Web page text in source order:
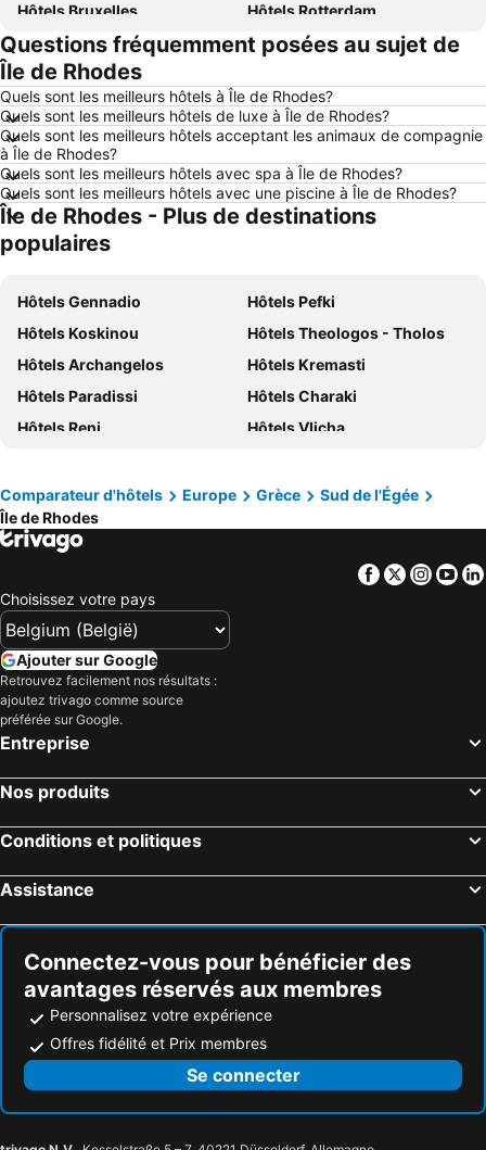
Hôtels Bruxelles
Hôtels Rotterdam
Hôtels Maastricht
Hôtels Durbuy
Hôtels Hasselt
Hôtels Boulogne-sur-Mer
Hôtels Le Coq
Hôtels Le Touquet-Paris-Plage
Hôtels Dunkerque
Hôtels Málaga
Hôtels France
Hôtels Luxembourg
Hôtels Ténérife
Hôtels Majorque
Hôtels Ibiza
Hôtels Pays-Bas
Hôtels Grèce
Hôtels Île de Rhodes
Hôtels Crète
Hôtels Lac de Garde
Hôtels Costa Brava
Hôtels Bretagne
Hôtels Mosel/ Saar
Hôtels Sicile
Hôtels Malte
Questions fréquemment posées au sujet de
Île de Rhodes
Quels sont les meilleurs hôtels à Île de Rhodes?
Quels sont les meilleurs hôtels de luxe à Île de Rhodes?
Quels sont les meilleurs hôtels acceptant les animaux de compagnie
à Île de Rhodes?
Quels sont les meilleurs hôtels avec spa à Île de Rhodes?
Quels sont les meilleurs hôtels avec une piscine à Île de Rhodes?
Île de Rhodes - Plus de destinations
populaires
Hôtels Gennadio
Hôtels Pefki
Hôtels Koskinou
Hôtels Theologos - Tholos
Hôtels Archangelos
Hôtels Kremasti
Hôtels Paradissi
Hôtels Charaki
Hôtels Reni
Hôtels Vlicha
Hôtels Monolithos
Hôtels Ladiko
Hôtels Stegna
Hôtels Pastida
Hôtels Archipolis
Hôtels Soroni
Hôtels Kalavarda
Comparateur d'hôtels Europe Grèce
Sud de l'Égée
Île de Rhodes
Facebook
Twitter
Choisissez votre pays
Ajouter sur Google
Retrouvez facilement nos résultats :
ajoutez trivago comme source
préférée sur Google.
Entreprise
Nos produits
Conditions et politiques
Assistance
Connectez-vous pour bénéficier des
avantages réservés aux membres
Personnalisez votre expérience
Offres fidélité et Prix membres
Se connecter